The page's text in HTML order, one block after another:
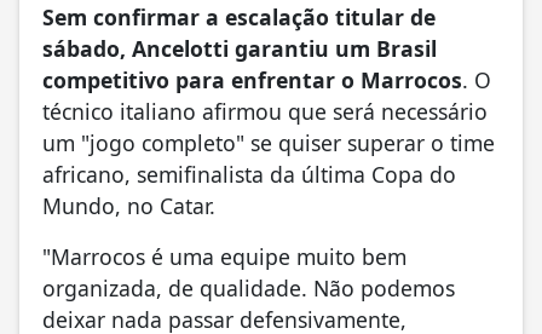
Sem confirmar a escalação titular de
sábado, Ancelotti garantiu um Brasil
competitivo para enfrentar o Marrocos. O
técnico italiano afirmou que será necessário
um "jogo completo" se quiser superar o time
africano, semifinalista da última Copa do
Mundo, no Catar.
"Marrocos é uma equipe muito bem
organizada, de qualidade. Não podemos
deixar nada passar defensivamente,